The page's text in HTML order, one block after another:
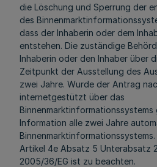
die Löschung und Sperrung der
des
dass der Inhaberin oder dem
entstehen. Die zuständige
Inhaberin oder den Inhaber über
Zeitpunkt der Ausstellung des
zwei Jahre. Wurde der Antrag
internetgestützt über das
Information alle zwei Jahre
Binnenmarktinformationssystems.
Artikel 4e Absatz 5 Unterabsatz
2005/36/EG ist zu beachten.